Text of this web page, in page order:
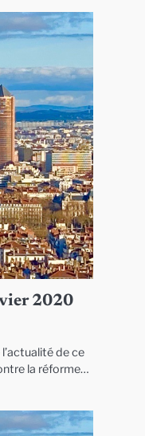
2020
l’actualité de ce
la réforme…